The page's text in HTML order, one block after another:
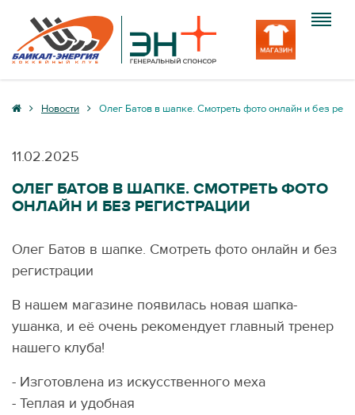
Клуб
Медиа
Вход
Новости Олег Батов в шапке. Смотреть фото онлайн и без
11.02.2025
ОЛЕГ БАТОВ В ШАПКЕ. СМОТРЕТЬ ФОТО
ОНЛАЙН И БЕЗ РЕГИСТРАЦИИ
Олег Батов в шапке. Смотреть фото онлайн и без
регистрации
В нашем магазине появилась новая шапка-
ушанка, и её очень рекомендует главный тренер
нашего клуба!
- Изготовлена из искусственного меха
- Теплая и удобная